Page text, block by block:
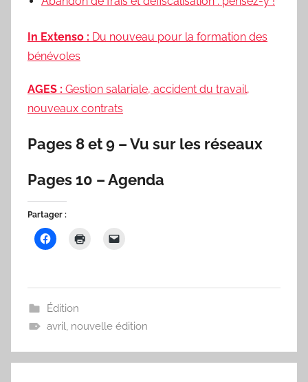
In Extenso : Du nouveau pour la formation des
bénévoles
AGES : Gestion salariale, accident du travail,
nouveaux contrats
Pages 8 et 9 – Vu sur les réseaux
Pages 10 – Agenda
Partager :
Édition
avril, nouvelle édition